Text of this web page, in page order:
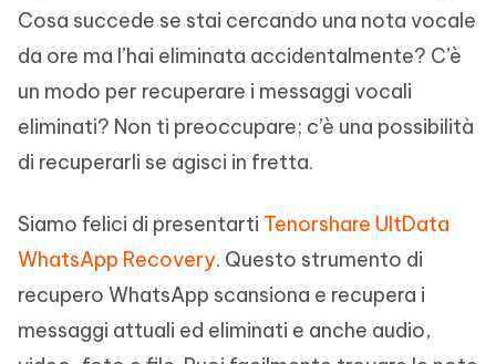
Cosa succede se stai cercando una nota vocale
da ore ma l’hai eliminata accidentalmente? C’è
un modo per recuperare i messaggi vocali
eliminati? Non ti preoccupare; c’è una possibilità
di recuperarli se agisci in fretta.
Siamo felici di presentarti Tenorshare UltData
WhatsApp Recovery. Questo strumento di
recupero WhatsApp scansiona e recupera i
messaggi attuali ed eliminati e anche audio,